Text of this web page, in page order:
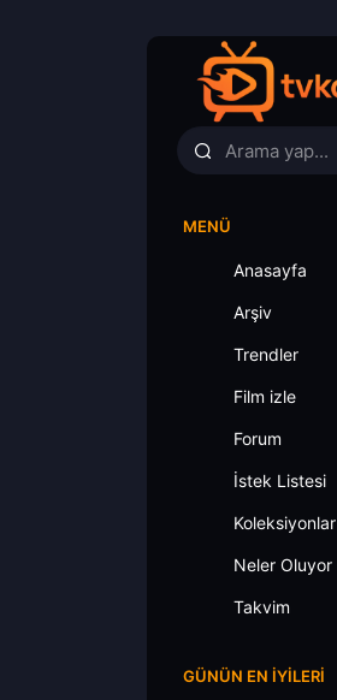
MENÜ
Anasayfa
Arşiv
Trendler
Film izle
Forum
İstek Listesi
Koleksiyonlar
Neler Oluyor
Takvim
GÜNÜN EN İYILERI